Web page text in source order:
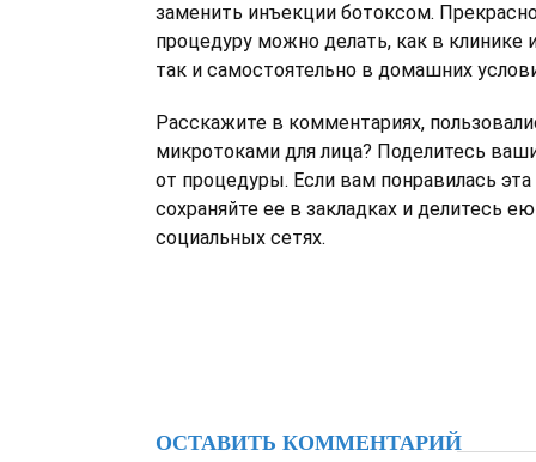
заменить инъекции ботоксом.
процедуру можно делать, как в клинике
так и самостоятельно в домашних
Расскажите в комментариях,
микротоками для лица? Поделитесь
от процедуры. Если вам понравилась эта
сохраняйте ее в закладках и делитесь
социальных сетях.
ОСТАВИТЬ КОММЕНТАРИЙ